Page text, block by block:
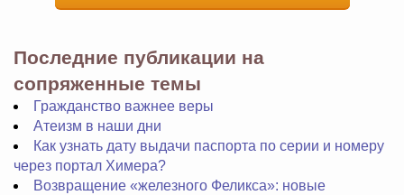
Последние публикации на
сопряженные темы
Гражданство важнее веры
Атеизм в наши дни
Как узнать дату выдачи паспорта по серии и номеру
через портал Химера?
Возвращение «железного Феликса»: новые